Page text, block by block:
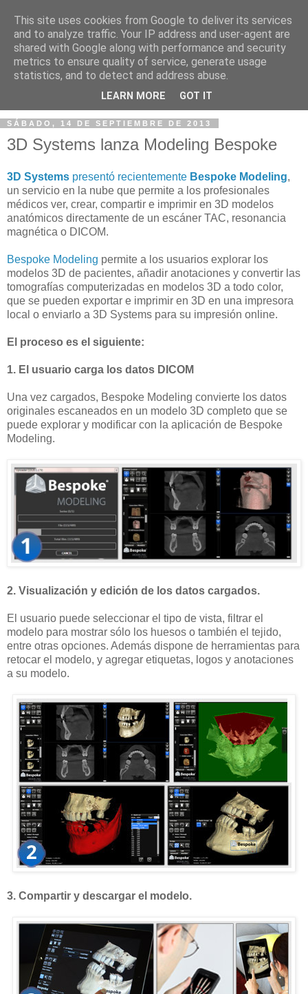
SÁBADO, 14 DE SEPTIEMBRE DE 2013
3D Systems lanza Modeling Bespoke
3D Systems presentó recientemente Bespoke Modeling,
un servicio en la nube que permite a los profesionales
médicos ver, crear, compartir e imprimir en 3D modelos
anatómicos directamente de un escáner TAC, resonancia
magnética o DICOM.
Bespoke Modeling permite a los usuarios explorar los
modelos 3D de pacientes, añadir anotaciones y convertir las
tomografías computerizadas en modelos 3D a todo color,
que se pueden exportar e imprimir en 3D en una impresora
local o enviarlo a 3D Systems para su impresión online.
El proceso es el siguiente:
1. El usuario carga los datos DICOM
Una vez cargados, Bespoke Modeling convierte los datos
originales escaneados en un modelo 3D completo que se
puede explorar y modificar con la aplicación de Bespoke
Modeling.
2. Visualización y edición de los datos cargados.
El usuario puede seleccionar el tipo de vista, filtrar el
modelo para mostrar sólo los huesos o también el tejido,
entre otras opciones. Además dispone de herramientas para
retocar el modelo, y agregar etiquetas, logos y anotaciones
a su modelo.
3. Compartir y descargar el modelo.
This site uses cookies from Google to deliver its services
and to analyze traffic. Your IP address and user-agent are
shared with Google along with performance and security
metrics to ensure quality of service, generate usage
statistics, and to detect and address abuse.
LEARN MORE GOT IT